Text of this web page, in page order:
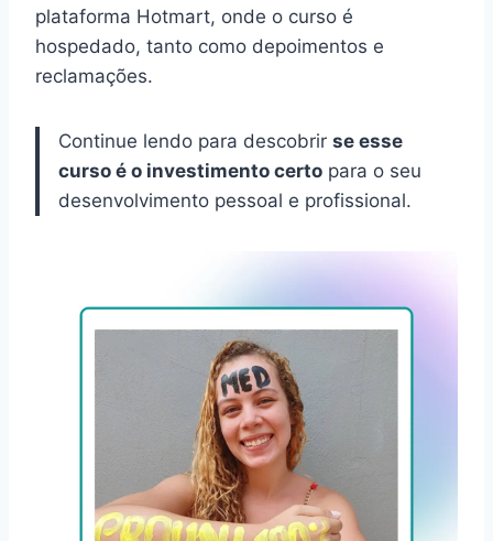
plataforma Hotmart, onde o curso é
hospedado, tanto como depoimentos e
reclamações.
Continue lendo para descobrir se esse
curso é o investimento certo para o seu
desenvolvimento pessoal e profissional.